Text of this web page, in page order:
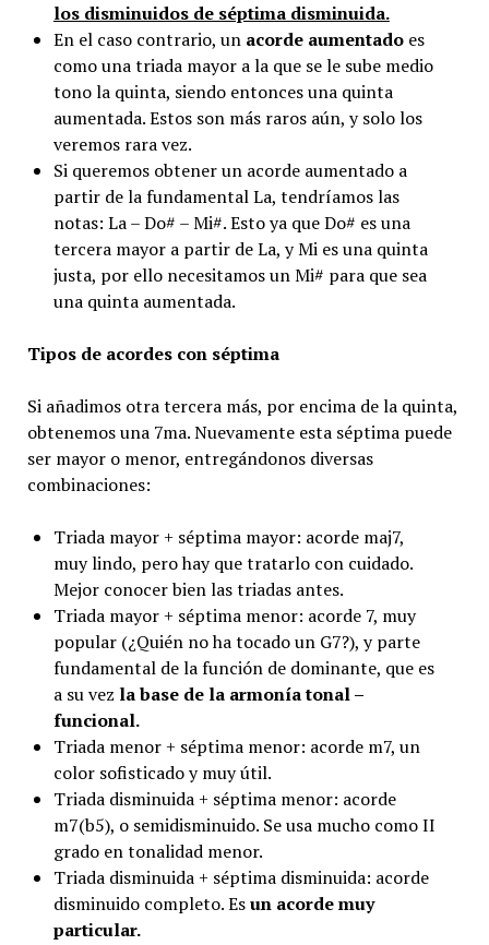
los disminuidos de séptima disminuida.
En el caso contrario, un acorde aumentado es
como una triada mayor a la que se le sube medio
tono la quinta, siendo entonces una quinta
aumentada. Estos son más raros aún, y solo los
veremos rara vez.
Si queremos obtener un acorde aumentado a
partir de la fundamental La, tendríamos las
notas: La – Do# – Mi#. Esto ya que Do# es una
tercera mayor a partir de La, y Mi es una quinta
justa, por ello necesitamos un Mi# para que sea
una quinta aumentada.
Tipos de acordes con séptima
Si añadimos otra tercera más, por encima de la quinta,
obtenemos una 7ma. Nuevamente esta séptima puede
ser mayor o menor, entregándonos diversas
combinaciones:
Triada mayor + séptima mayor: acorde maj7,
muy lindo, pero hay que tratarlo con cuidado.
Mejor conocer bien las triadas antes.
Triada mayor + séptima menor: acorde 7, muy
popular (¿Quién no ha tocado un G7?), y parte
fundamental de la función de dominante, que es
a su vez la base de la armonía tonal –
funcional.
Triada menor + séptima menor: acorde m7, un
color sofisticado y muy útil.
Triada disminuida + séptima menor: acorde
m7(b5), o semidisminuido. Se usa mucho como II
grado en tonalidad menor.
Triada disminuida + séptima disminuida: acorde
disminuido completo. Esun acorde muy
particular.